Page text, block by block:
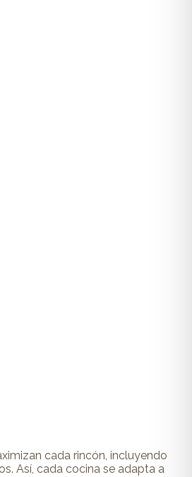
cada rincón, incluyendo
Así, cada cocina se adapta a